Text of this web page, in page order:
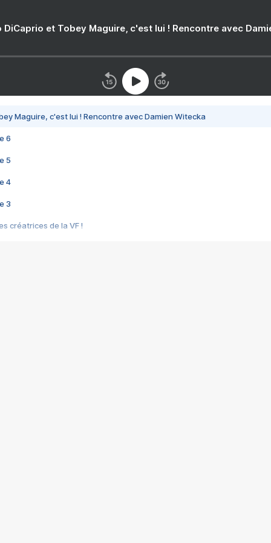
DiCaprio et Tobey Maguire, c'est lui ! Rencontre avec
Maguire, c'est lui ! Rencontre avec Damien Witecka
6
5
4
3
créatrices de la VF !